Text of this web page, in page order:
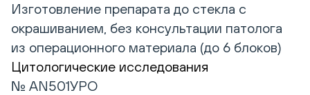
Изготовление препарата до стекла с
окрашиванием, без консультации патолога
из операционного материала (до 6 блоков)
Цитологические исследования
№ AN501УРО